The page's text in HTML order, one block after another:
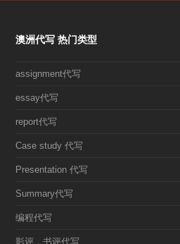
澳洲代写 热门类型
assignment代写
essay代写
report代写
Case study 代写
Presentation 代写
Summary代写
编程代写
影评，书评代写